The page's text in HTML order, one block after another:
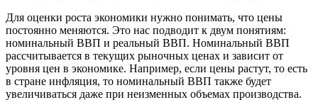
Для оценки роста экономики нужно понимать, что цены
постоянно меняются. Это нас подводит к двум понятиям:
номинальный ВВП и реальный ВВП. Номинальный ВВП
рассчитывается в текущих рыночных ценах и зависит от
уровня цен в экономике. Например, если цены растут, то есть
в стране инфляция, то номинальный ВВП также будет
увеличиваться даже при неизменных объемах производства.